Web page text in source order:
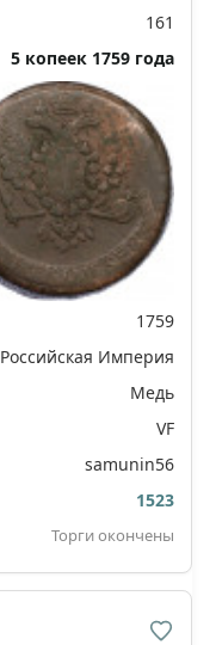
161
5 копеек 1759 года
1759
Российская Империя
Медь
VF
samunin56
1523
Торги окончены